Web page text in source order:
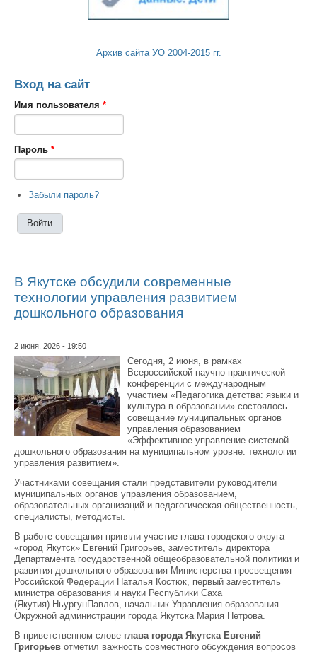
Архив сайта УО 2004-2015 гг.
Вход на сайт
Имя пользователя *
Пароль *
Забыли пароль?
В Якутске обсудили современные
технологии управления развитием
дошкольного образования
2 июня, 2026 - 19:50
Сегодня, 2 июня, в рамках
Всероссийской научно-практической
конференции с международным
участием «Педагогика детства: языки и
культура в образовании» состоялось
совещание муниципальных органов
управления образованием
«Эффективное управление системой
дошкольного образования на муниципальном уровне: технологии
управления развитием».
Участниками совещания стали представители руководители
муниципальных органов управления образованием,
образовательных организаций и педагогическая общественность,
специалисты, методисты.
В работе совещания приняли участие глава городского округа
«город Якутск» Евгений Григорьев, заместитель директора
Департамента государственной общеобразовательной политики и
развития дошкольного образования Министерства просвещения
Российской Федерации Наталья Костюк, первый заместитель
министра образования и науки Республики Саха
(Якутия) НьургунПавлов, начальник Управления образования
Окружной администрации города Якутска Мария Петрова.
В приветственном слове глава города Якутска Евгений
Григорьев отметил важность совместного обсуждения вопросов